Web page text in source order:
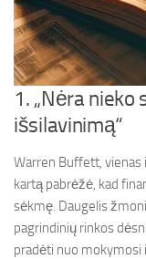
1. „Nėra nieko
išsilavinimą“
Warren Buffett, vienas
kartą pabrėžė, kad
sėkmę. Daugelis
pagrindinių rinkos
pradėti nuo mokymosi